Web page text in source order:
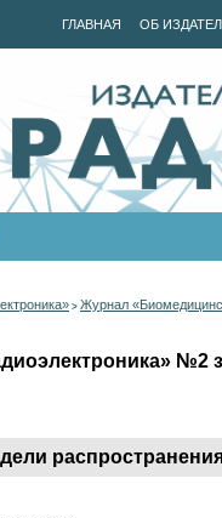
ГЛАВНАЯ ОБ
> Журнал
№2